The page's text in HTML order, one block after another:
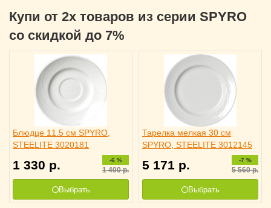
Купи от 2х товаров из серии SPYRO
со скидкой до 7%
Блюдце 11.5 см SPYRO,
STEELITE 3020181
1 330 р. -6 %
1 400р.
Выбрать
Тарелка мелкая 30 см
SPYRO, STEELITE 3012145
5 171 р. -7 %
5 560р.
Выбрать